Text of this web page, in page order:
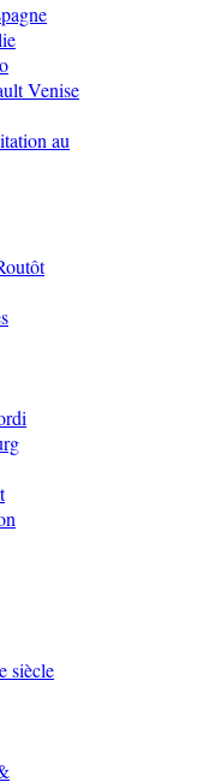
Venise
au
siècle